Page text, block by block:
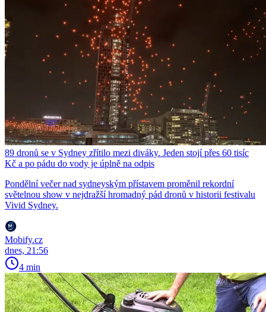
89 dronů se v Sydney zřítilo mezi diváky. Jeden stojí přes 60 tisíc
Kč a po pádu do vody je úplně na odpis
Pondělní večer nad sydneyským přístavem proměnil rekordní
světelnou show v nejdražší hromadný pád dronů v historii festivalu
Vivid Sydney.
Mobify.cz
dnes, 21:56
4 min